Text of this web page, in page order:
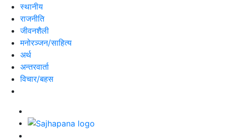
स्थानीय
राजनीति
जीवनशैली
मनोरञ्जन/साहित्य
अर्थ
अन्तरवार्ता
विचार/बहस